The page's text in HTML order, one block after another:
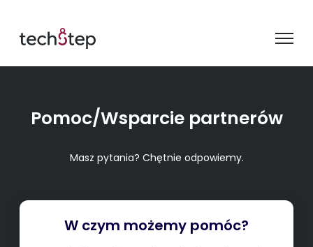
Pomoc/Wsparcie partnerów
Masz pytania? Chętnie odpowiemy.
W czym możemy pomóc?